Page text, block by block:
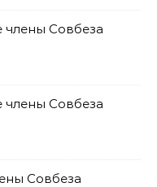
Совбеза
Совбеза
Совбеза